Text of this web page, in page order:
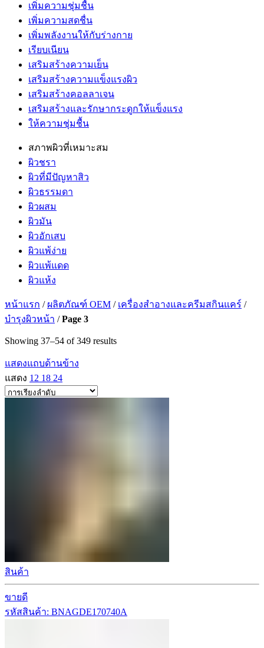
เพิ่มความชุ่มชื้น
เพิ่มความสดชื่น
เพิ่มพลังงานให้กับร่างกาย
เรียบเนียน
เสริมสร้างความเย็น
เสริมสร้างความแข็งแรงผิว
เสริมสร้างคอลลาเจน
เสริมสร้างและรักษากระดูกให้แข็งแรง
ให้ความชุ่มชื้น
สภาพผิวที่เหมาะสม
ผิวชรา
ผิวที่มีปัญหาสิว
ผิวธรรมดา
ผิวผสม
ผิวมัน
ผิวอักเสบ
ผิวแพ้ง่าย
ผิวแพ้แดด
ผิวแห้ง
หน้าแรก / ผลิตภัณฑ์ OEM / เครื่องสำอางและครีมสกินแคร์ /
บำรุงผิวหน้า /Page 3
Showing 37–54 of 349 results
แสดงแถบด้านข้าง
แสดง 12 18 24
สินค้า
ขายดี
รหัสสินค้า: BNAGDE170740A